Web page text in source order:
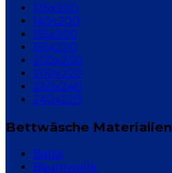
135x200
140x200
155x200
155x220
200x200
200x220
220x240
240x220
Bettwäsche Materialien
Batist
Baumwolle